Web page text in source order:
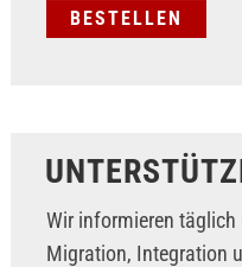
Wir informieren
Migration, Integration